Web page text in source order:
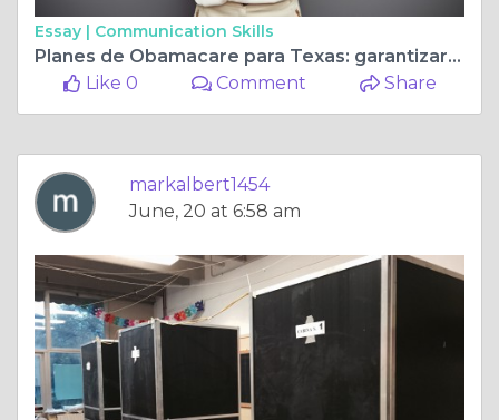
Essay | Communication Skills
Planes de Obamacare para Texas: garantizar atención médica accesible para los texanos
Like 0
Comment Share
markalbert1454
June, 20 at 6:58 am